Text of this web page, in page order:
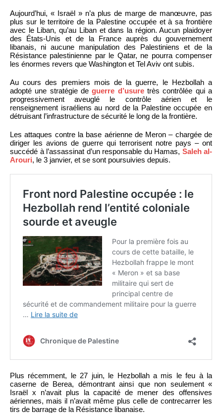
Aujourd’hui, « Israël » n’a plus de marge de manœuvre, pas
plus sur le territoire de la Palestine occupée et à sa frontière
avec le Liban, qu’au Liban et dans la région. Aucun plaidoyer
des États-Unis et de la France auprès du gouvernement
libanais, ni aucune manipulation des Palestiniens et de la
Résistance palestinienne par le Qatar, ne pourra compenser
les énormes revers que Washington et Tel Aviv ont subis.
Au cours des premiers mois de la guerre, le Hezbollah a
adopté une stratégie deguerre d’usuretrès contrôlée qui a
progressivement aveuglé le contrôle aérien et le
renseignement israéliens au nord de la Palestine occupée en
détruisant l’infrastructure de sécurité le long de la frontière.
Les attaques contre la base aérienne de Meron – chargée de
diriger les avions de guerre qui terrorisent notre pays – ont
succédé à l’assassinat d’un responsable du Hamas, Saleh al-
Arouri, le 3 janvier, et se sont poursuivies depuis.
Plus récemment, le 27 juin, le Hezbollah a mis le feu à la
caserne de Berea, démontrant ainsi que non seulement «
Israël x n’avait plus la capacité de mener des offensives
aériennes, mais il n’avait même plus celle de contrecarrer les
tirs de barrage de la Résistance libanaise.